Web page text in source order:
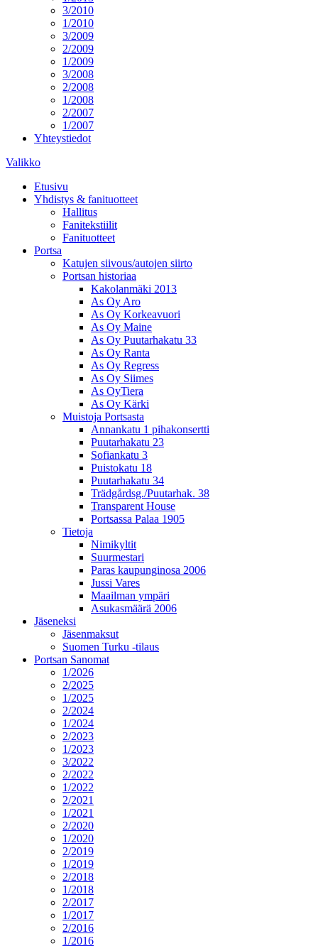
3/2010
1/2010
3/2009
2/2009
1/2009
3/2008
2/2008
1/2008
2/2007
1/2007
Yhteystiedot
Valikko
Etusivu
Yhdistys & fanituotteet
Hallitus
Fanitekstiilit
Fanituotteet
Portsa
Katujen siivous/autojen siirto
Portsan historiaa
Kakolanmäki 2013
As Oy Aro
As Oy Korkeavuori
As Oy Maine
As Oy Puutarhakatu 33
As Oy Ranta
As Oy Regress
As Oy Siimes
As OyTiera
As Oy Kärki
Muistoja Portsasta
Annankatu 1 pihakonsertti
Puutarhakatu 23
Sofiankatu 3
Puistokatu 18
Puutarhakatu 34
Trädgårdsg./Puutarhak. 38
Transparent House
Portsassa Palaa 1905
Tietoja
Nimikyltit
Suurmestari
Paras kaupunginosa 2006
Jussi Vares
Maailman ympäri
Asukasmäärä 2006
Jäseneksi
Jäsenmaksut
Suomen Turku -tilaus
Portsan Sanomat
1/2026
2/2025
1/2025
2/2024
1/2024
2/2023
1/2023
3/2022
2/2022
1/2022
2/2021
1/2021
2/2020
1/2020
2/2019
1/2019
2/2018
1/2018
2/2017
1/2017
2/2016
1/2016